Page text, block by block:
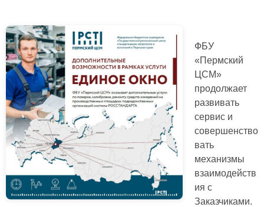
ФБУ
«Пермский
ЦСМ»
продолжает
развивать
сервис и
совершенство
вать
механизмы
взаимодейств
ия с
Заказчиками.